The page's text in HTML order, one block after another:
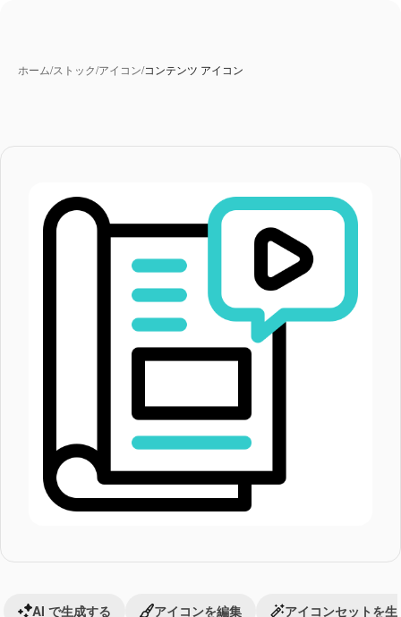
ホーム/ストック/アイコン/コンテンツ アイコン
AI で生成する アイコンを編集 アイコンセットを生